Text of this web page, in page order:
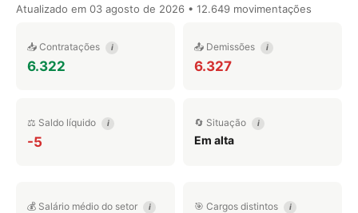
Atualizado em 03 agosto de 2026 • 12.649 movimentações
📥 Contratações i
6.322
📤 Demissões i
6.327
⚖️ Saldo líquido i
-5
🔄 Situação i
Em alta
💰 Salário médio do setor i 🎯 Cargos distintos i